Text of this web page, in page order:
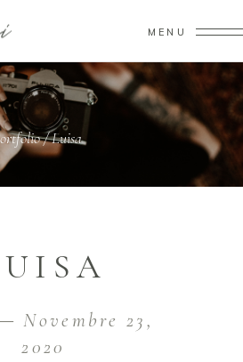
MENU
/Luisa
Novembre 23,
2020